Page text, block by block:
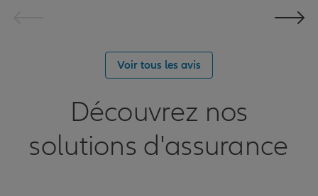
Voir tous les avis
Découvrez nos
solutions d'assurance